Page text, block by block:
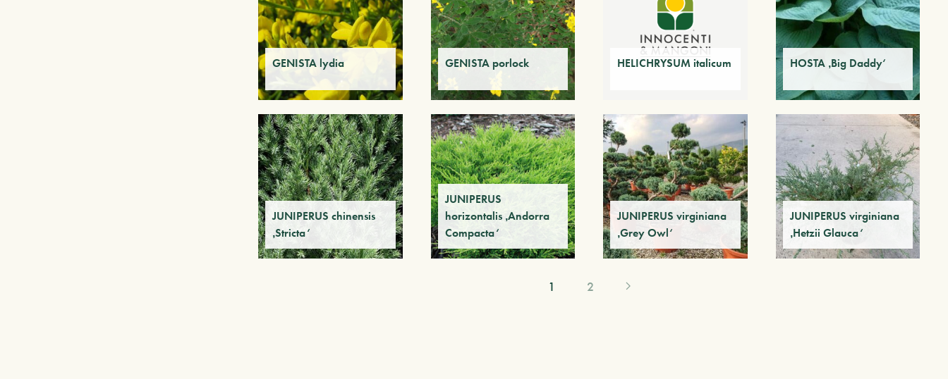
GENISTA lydia GENISTA porlock HELICHRYSUM italicum HOSTA ‚Big Daddy‘
JUNIPERUS chinensis
‚Stricta‘
JUNIPERUS
horizontalis ‚Andorra
Compacta‘
JUNIPERUS virginiana
‚Grey Owl‘
JUNIPERUS virginiana
‚Hetzii Glauca‘
1 2